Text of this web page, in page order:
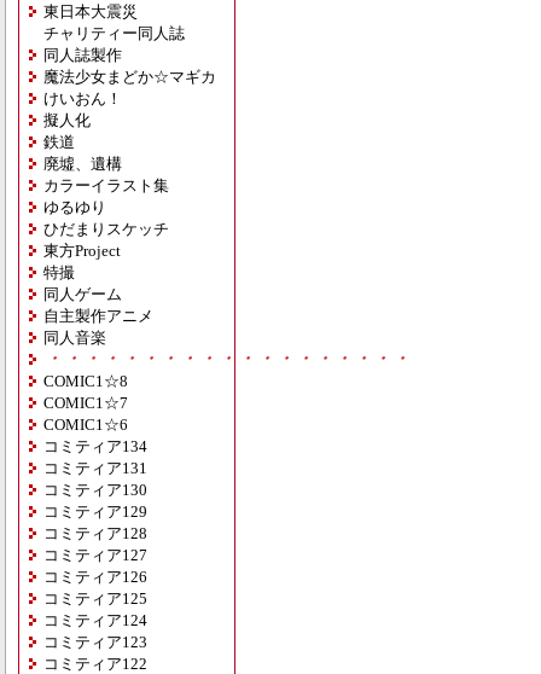
東日本大震災
チャリティー同人誌
同人誌製作
魔法少女まどか☆マギカ
けいおん！
擬人化
鉄道
廃墟、遺構
カラーイラスト集
ゆるゆり
ひだまりスケッチ
東方Project
特撮
同人ゲーム
自主製作アニメ
同人音楽
・・・・・・・・・・・・・・・・・・・
COMIC1☆8
COMIC1☆7
COMIC1☆6
コミティア134
コミティア131
コミティア130
コミティア129
コミティア128
コミティア127
コミティア126
コミティア125
コミティア124
コミティア123
コミティア122